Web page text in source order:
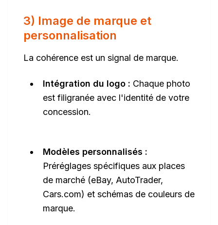
3) Image de marque et
personnalisation
La cohérence est un signal de marque.
Intégration du logo : Chaque photo
est filigranée avec l'identité de votre
concession.
Modèles personnalisés :
Préréglages spécifiques aux places
de marché (eBay, AutoTrader,
Cars.com) et schémas de couleurs de
marque.